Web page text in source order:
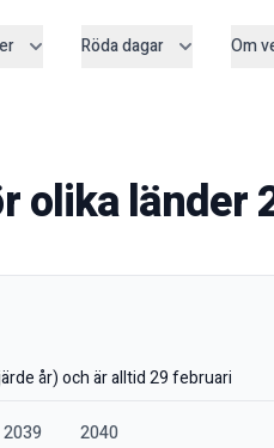
Röda dagar Om
olika länder
år) och är alltid 29 februari
2039 2040